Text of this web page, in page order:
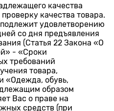
качества
качества товара.
удовлетворению
со дня предъявления
(Статья 22 Закона «О
- «Сроки
требований
товара,
«Одежда, обувь,
образом
Вас о праве на
средств (при